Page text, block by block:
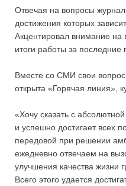
Отвечая на вопросы
достижения которых
Акцентировал внимание на
итоги работы за последние
Вместе со СМИ свои
открыта «Горячая линия»,
«Хочу сказать с
и успешно достигает всех
передовой при решении
ежедневно отвечаем на
улучшения качества жизни
Всего этого удается